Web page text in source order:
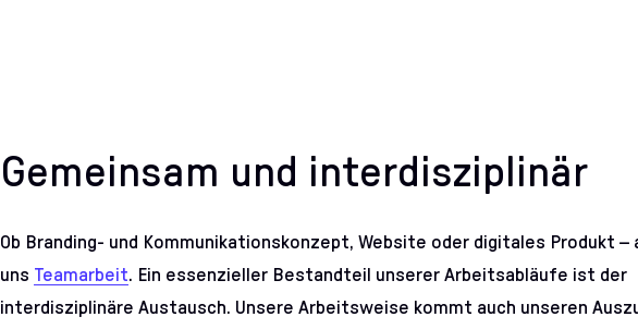
Gemeinsam und interdisziplinär
Ob Branding- und Kommunikationskonzept, Website oder digitales Produkt –
uns Teamarbeit. Ein essenzieller Bestandteil unserer Arbeitsabläufe ist der
interdisziplinäre Austausch. Unsere Arbeitsweise kommt auch unseren